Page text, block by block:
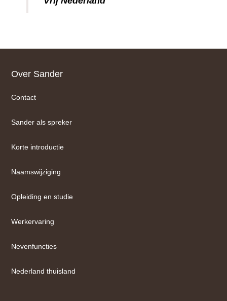
Footer
Over Sander
Contact
Sander als spreker
Korte introductie
Naamswijziging
Opleiding en studie
Werkervaring
Nevenfuncties
Nederland thuisland